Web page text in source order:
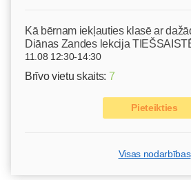
Kā bērnam iekļauties klasē ar
Diānas Zandes lekcija
11.08 12:30-14:30
Brīvo vietu skaits: 7
Pieteikties
Visas nodarbības